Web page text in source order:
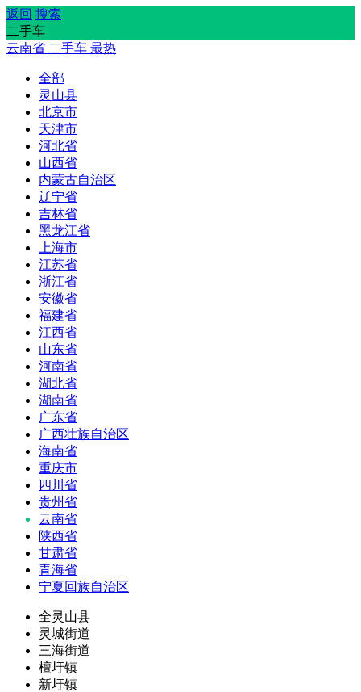
返回 搜索
二手车
云南省 二手车 最热
全部
灵山县
北京市
天津市
河北省
山西省
内蒙古自治区
辽宁省
吉林省
黑龙江省
上海市
江苏省
浙江省
安徽省
福建省
江西省
山东省
河南省
湖北省
湖南省
广东省
广西壮族自治区
海南省
重庆市
四川省
贵州省
云南省
陕西省
甘肃省
青海省
宁夏回族自治区
全灵山县
灵城街道
三海街道
檀圩镇
新圩镇